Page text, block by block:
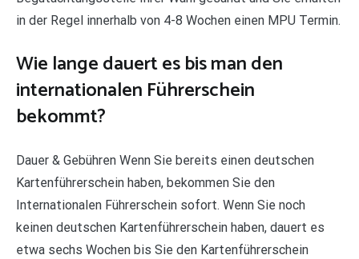
in der Regel innerhalb von 4-8 Wochen einen MPU Termin.
Wie lange dauert es bis man den
internationalen Führerschein
bekommt?
Dauer & Gebühren Wenn Sie bereits einen deutschen
Kartenführerschein haben, bekommen Sie den
Internationalen Führerschein sofort. Wenn Sie noch
keinen deutschen Kartenführerschein haben, dauert es
etwa sechs Wochen bis Sie den Kartenführerschein